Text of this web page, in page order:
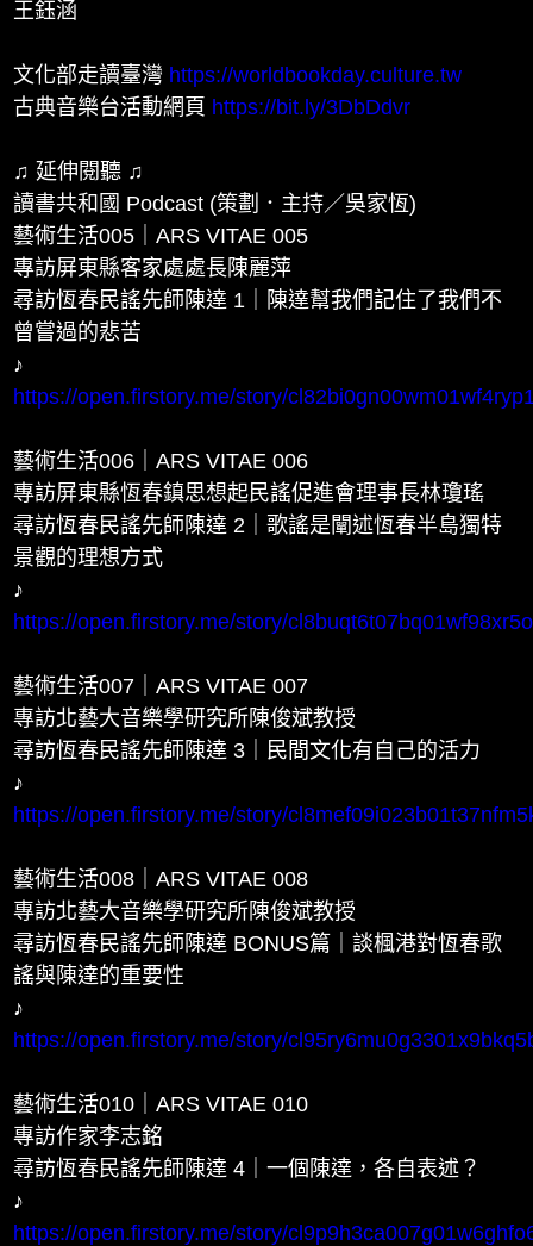
王鈺涵
文化部走讀臺灣 https://worldbookday.culture.tw
古典音樂台活動網頁 https://bit.ly/3DbDdvr
♫ 延伸閱聽 ♫
讀書共和國 Podcast (策劃．主持／吳家恆)
藝術生活005｜ARS VITAE 005
專訪屏東縣客家處處長陳麗萍
尋訪恆春民謠先師陳達 1｜陳達幫我們記住了我們不
曾嘗過的悲苦
♪
https://open.firstory.me/story/
藝術生活006｜ARS VITAE 006
專訪屏東縣恆春鎮思想起民謠促進會理事長林瓊瑤
尋訪恆春民謠先師陳達 2｜歌謠是闡述恆春半島獨特
景觀的理想方式
♪
https://open.firstory.me/story/
藝術生活007｜ARS VITAE 007
專訪北藝大音樂學研究所陳俊斌教授
尋訪恆春民謠先師陳達 3｜民間文化有自己的活力
♪
https://open.firstory.me/story/
藝術生活008｜ARS VITAE 008
專訪北藝大音樂學研究所陳俊斌教授
尋訪恆春民謠先師陳達 BONUS篇｜談楓港對恆春歌
謠與陳達的重要性
♪
https://open.firstory.me/story/
藝術生活010｜ARS VITAE 010
專訪作家李志銘
尋訪恆春民謠先師陳達 4｜一個陳達，各自表述？
♪
https://open.firstory.me/story/